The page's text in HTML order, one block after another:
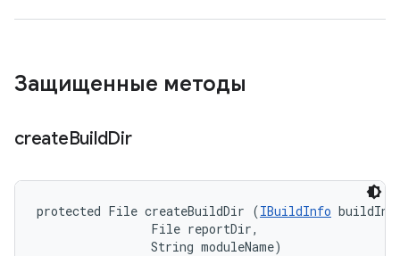
Защищенные методы
createBuildDir
protected File createBuildDir (IBuildInfo
                File reportDir,
                String moduleName)